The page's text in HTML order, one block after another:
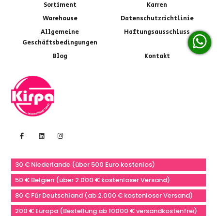
Sortiment
Karren
Warehouse
Datenschutzrichtlinie
Allgemeine
Geschäftsbedingungen
Haftungsausschluss
Blog Kontakt
30 € Niederlande (über 500 Euro kostenlos)
50 € Belgien (über 2.000 € kostenloser Versand)
80 € Für Deutschland (ab 2.000 € kostenloser Versand)
200 € Europa (Bestellung ab 10000 € versandkostenfrei)